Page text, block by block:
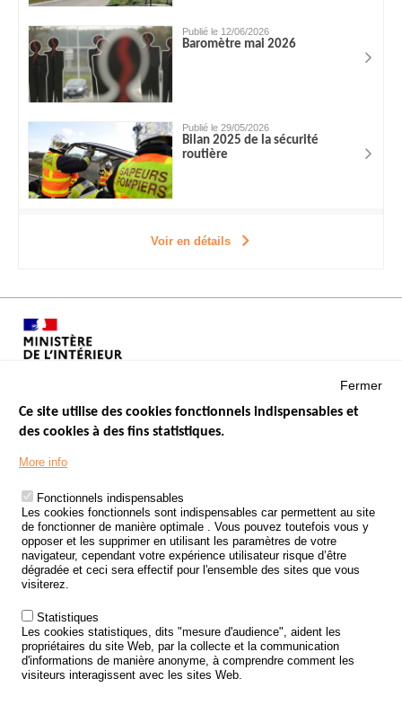
Publié le 12/06/2026
Baromètre mai 2026
Publié le 29/05/2026
Bilan 2025 de la sécurité
routière
Voir en détails
Menu
Footer
LES SITES PUBLICS
ÉTAT DE L’INSÉCURITÉ ROUTIÈRE
TRAITEMENT DES DONNÉES PERSONNELLES DES ACCIDENTS DE
LA ROUTE
ETUDES ET RECHERCHES
APPEL À PROJETS
POLITIQUE DE SÉCURITÉ ROUTIÈRE
Outils
AGENDA
Fermer
Ce site utilise des cookies fonctionnels indispensables et
des cookies à des fins statistiques.
More info
Fonctionnels indispensables
Les cookies fonctionnels sont indispensables car permettent au site
de fonctionner de manière optimale . Vous pouvez toutefois vous y
opposer et les supprimer en utilisant les paramètres de votre
navigateur, cependant votre expérience utilisateur risque d’être
dégradée et ceci sera effectif pour l'ensemble des sites que vous
visiterez.
Statistiques
Les cookies statistiques, dits "mesure d'audience", aident les
propriétaires du site Web, par la collecte et la communication
d'informations de manière anonyme, à comprendre comment les
visiteurs interagissent avec les sites Web.